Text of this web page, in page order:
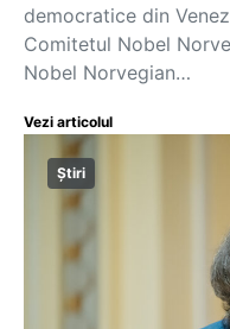
democratice din
Comitetul Nobel
Nobel Norvegian…
Vezi articolul
Știri